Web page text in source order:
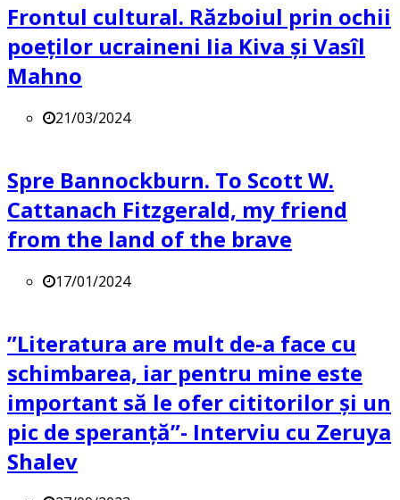
Frontul cultural. Războiul prin ochii
poeților ucraineni Iia Kiva și Vasîl
Mahno
21/03/2024
Spre Bannockburn. To Scott W.
Cattanach Fitzgerald, my friend
from the land of the brave
17/01/2024
”Literatura are mult de-a face cu
schimbarea, iar pentru mine este
important să le ofer cititorilor și un
pic de speranță”- Interviu cu Zeruya
Shalev